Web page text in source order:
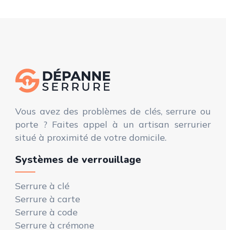
Vous avez des problèmes de clés, serrure ou
porte ? Faites appel à un artisan serrurier
situé à proximité de votre domicile.
Systèmes de verrouillage
Serrure à clé
Serrure à carte
Serrure à code
Serrure à crémone